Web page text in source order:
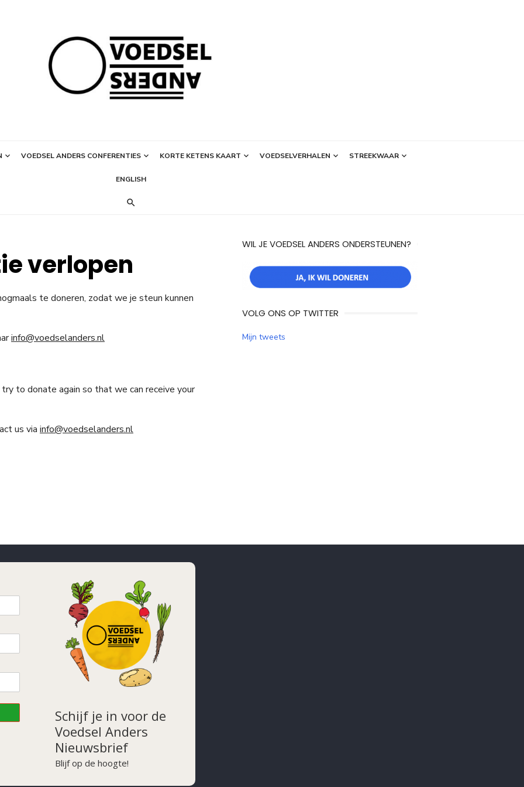
VOEDSEL ANDERS CONFERENTIES KORTE KETENS KAART VOEDSELVERHALEN STREEKWAAR
ENGLISH
verlopen
te doneren, zodat we je steun kunnen
info@voedselanders.nl
to donate again so that we can receive your
us via info@voedselanders.nl
WIL JE VOEDSEL ANDERS ONDERSTEUNEN?
VOLG ONS OP TWITTER
Mijn tweets
Schijf je in voor de
Voedsel Anders
Nieuwsbrief
Blijf op de hoogte!